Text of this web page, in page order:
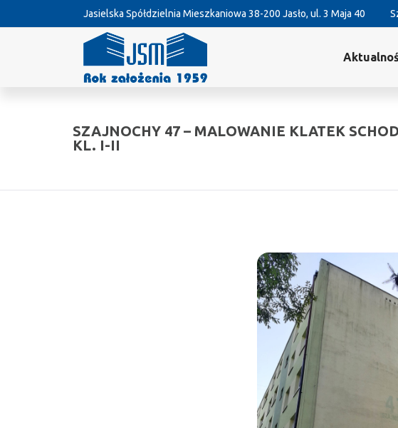
Jasielska Spółdzielnia Mieszkaniowa 38-200 Jasło, ul. 3 Maja 40
SZAJNOCHY 47 – MALOWANIE KLATEK
KL. I-II